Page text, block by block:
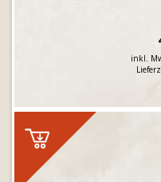
inkl.